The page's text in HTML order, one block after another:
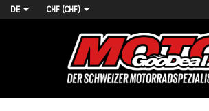
DE CHF (CHF)